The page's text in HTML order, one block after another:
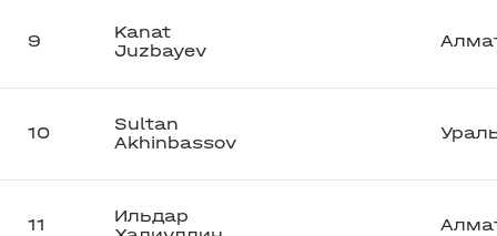
9
Kanat
Juzbayev
10
Sultan
Akhinbassov
11
Ильдар